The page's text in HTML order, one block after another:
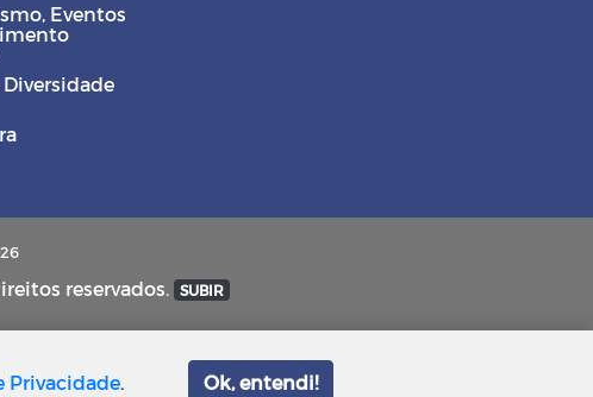
Eventos
reservados. SUBIR
Privacidade. Ok, entendi!